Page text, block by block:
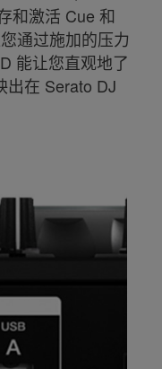
和激活 Cue 和
通过施加的压力
能让您直观地了
出在 Serato DJ